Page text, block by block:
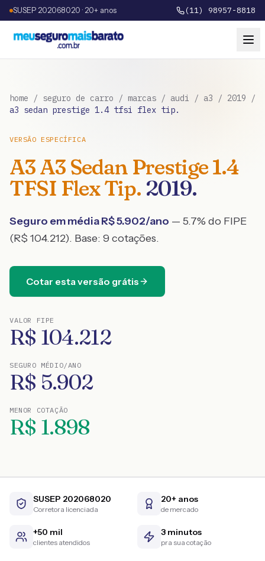
SUSEP 202068020 · 20+ anos (11) 98957-8818
home / seguro de carro / marcas / audi / a3 / 2019 /
a3 sedan prestige 1.4 tfsi flex tip.
VERSÃO ESPECÍFICA
A3A3 Sedan Prestige 1.4
TFSI Flex Tip. 2019.
Seguro em média R$5.902/ano — 5.7% do FIPE
(R$ 104.212). Base: 9 cotações.
Cotar esta versão grátis
VALOR FIPE
R$ 104.212
SEGURO MÉDIO/ANO
R$ 5.902
MENOR COTAÇÃO
R$ 1.898
SUSEP 202068020
Corretora licenciada
20+ anos
de mercado
+50 mil
clientes atendidos
3 minutos
pra sua cotação